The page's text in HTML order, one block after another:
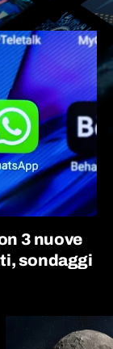
3 nuove
sondaggi